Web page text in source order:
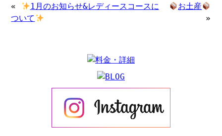
«
1月のお知らせ&レディースコースに
ついて
お土産
»